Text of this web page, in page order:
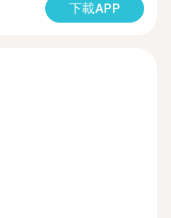
下載APP